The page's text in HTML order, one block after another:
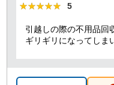
★★★★★
★★★★★ 5
引越しの際の不用品回
ギリギリになってしま
速に対応していただ